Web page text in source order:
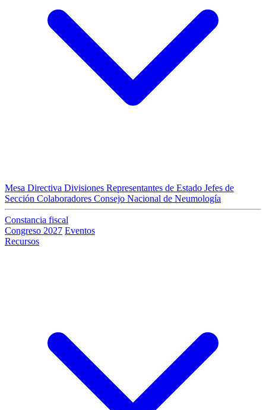
Mesa Directiva Divisiones Representantes de Estado Jefes de
Sección Colaboradores Consejo Nacional de Neumología
Constancia fiscal
Congreso 2027 Eventos
Recursos